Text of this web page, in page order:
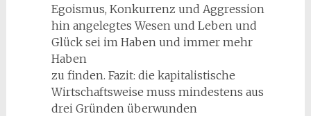
Egoismus, Konkurrenz und Aggression
hin angelegtes Wesen und Leben und
Glück sei im Haben und immer mehr
Haben
zu finden. Fazit: die kapitalistische
Wirtschaftsweise muss mindestens aus
drei Gründen überwunden